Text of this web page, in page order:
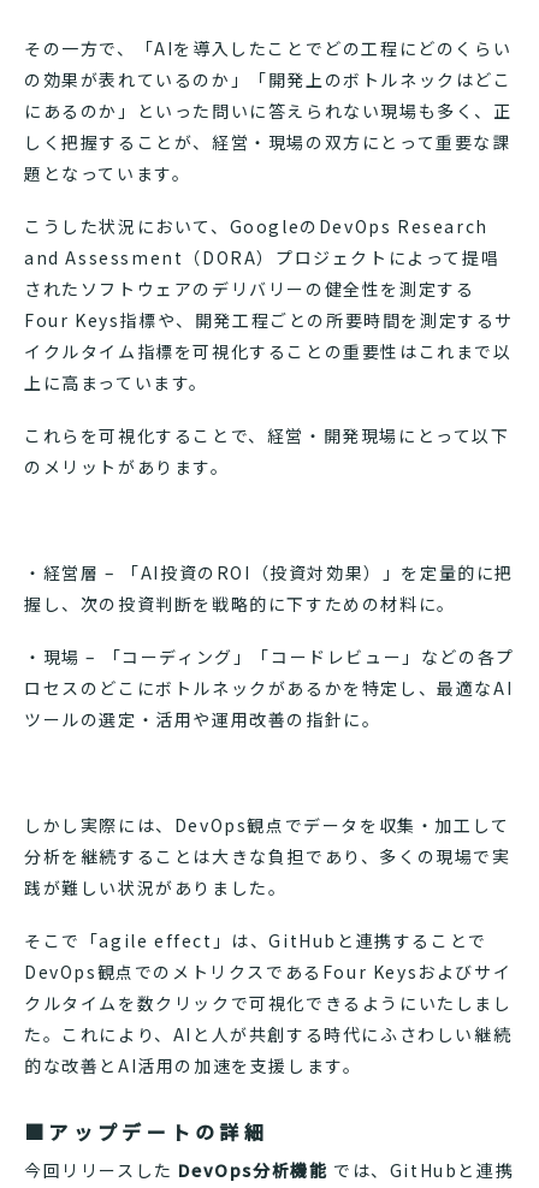
その一方で、「AIを導入したことでどの工程にどのくらい
の効果が表れているのか」「開発上のボトルネックはどこ
にあるのか」といった問いに答えられない現場も多く、正
しく把握することが、経営・現場の双方にとって重要な課
題となっています。
こうした状況において、 GoogleのDevOps Research
and Assessment（DORA）プロジェクトによって提唱
されたソフトウェアのデリバリーの健全性を測定する
Four Keys指標や、開発工程ごとの所要時間を測定するサ
イクルタイム指標を可視化することの重要性はこれまで以
上に高まっています。
これらを可視化することで、経営・開発現場にとって以下
のメリットがあります。
・経営層 – 「AI投資のROI（投資対効果）」を定量的に把
握し、次の投資判断を戦略的に下すための材料に。
・現場 –
「コーディング」「コードレビュー」などの各プ
ロセスのどこにボトルネックがあるかを特定し、最適なAI
ツールの選定・活用や運用改善の指針に。
しかし実際には、DevOps観点でデータを収集・加工して
分析を継続することは大きな負担であり、多くの現場で実
践が難しい状況がありました。
そこで「agile effect」は、GitHubと連携することで
DevOps観点でのメトリクスであるFour Keysおよびサイ
クルタイムを数クリックで可視化できるようにいたしまし
た。これにより、AIと人が共創する時代にふさわしい継続
的な改善とAI活用の加速を支援します。
■アップデートの詳細
今回リリースした DevOps分析機能 では、GitHubと連携